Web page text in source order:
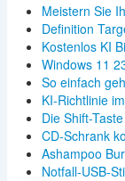
Meistern Sie
Definition
Kostenlos KI
Windows 11
So einfach
KI-Richtlinie
Die Shift-
CD-Schrank
Ashampoo
Notfall-USB-